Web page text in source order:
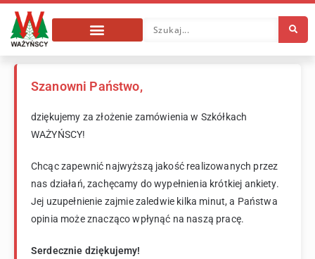
Szanowni Państwo,
dziękujemy za złożenie zamówienia w Szkółkach
WAŻYŃSCY!
Chcąc zapewnić najwyższą jakość realizowanych przez
nas działań, zachęcamy do wypełnienia krótkiej ankiety.
Jej uzupełnienie zajmie zaledwie kilka minut, a Państwa
opinia może znacząco wpłynąć na naszą pracę.
Serdecznie dziękujemy!